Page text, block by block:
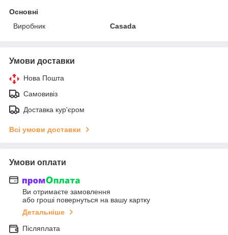
Основні
Виробник
Casada
Умови доставки
Нова Пошта
Самовивіз
Доставка кур'єром
Всі умови доставки
Умови оплати
Ви отримаєте замовлення
або гроші повернуться на вашу картку
Детальніше
Післяплата